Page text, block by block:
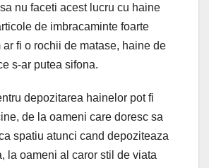
nu faceti acest lucru cu haine
de imbracaminte foarte
fi o rochii de matase, haine de
s-ar putea sifona.
depozitarea hainelor pot fi
de la oameni care doresc sa
spatiu atunci cand depoziteaza
la oameni al caror stil de viata